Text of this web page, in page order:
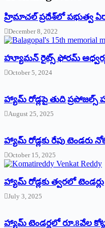
‌హ్రిమాచల్‌ ‌ప్రదేశ్‌లో పభుత్వ
December 8, 2022
హ్యూమన్‌ రైట్స్‌ ఫోరమ్‌
October 5, 2024
హ్యామ్‌ రోడ్లపై తుది ప్రపోజల్స్‌
August 25, 2025
హ్యామ్‌ రోడ్లకు రేపు టెండరు
October 15, 2025
హ్యామ్‌ రోడ్లకు త్వరలో టెండర్లు
July 3, 2025
హ్యామ్‌ ‌టెండర్లలో రూ.8వేల